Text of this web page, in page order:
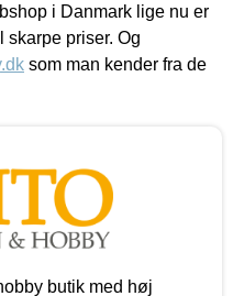
i Danmark lige nu er
skarpe priser. Og
som man kender fra de
butik med høj